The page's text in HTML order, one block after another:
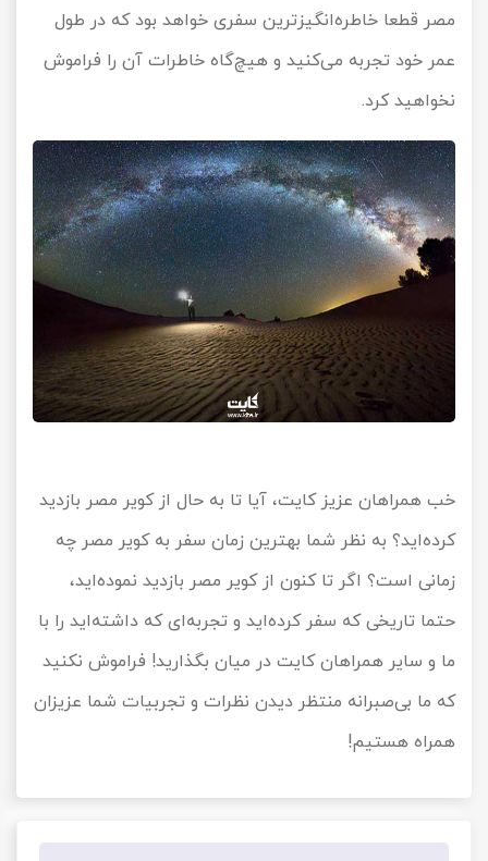
مصر قطعا خاطره‌انگیز‌ترین سفری خواهد بود که در طول
عمر خود تجربه می‌کنید و هیچ‌گاه خاطرات آن را فراموش
نخواهید کرد.
خب همراهان عزیز کایت، آیا تا به حال از کویر مصر بازدید
کرده‌اید؟ به نظر شما بهترین زمان سفر به کویر مصر چه
زمانی است؟ اگر تا کنون از کویر مصر بازدید نموده‌اید،
حتما تاریخی که سفر کرده‌اید و تجربه‌ای که داشته‌اید را با
ما و سایر همراهان کایت در میان بگذارید! فراموش نکنید
که ما بی‌صبرانه منتظر دیدن نظرات و تجربیات شما عزیزان
همراه هستیم!